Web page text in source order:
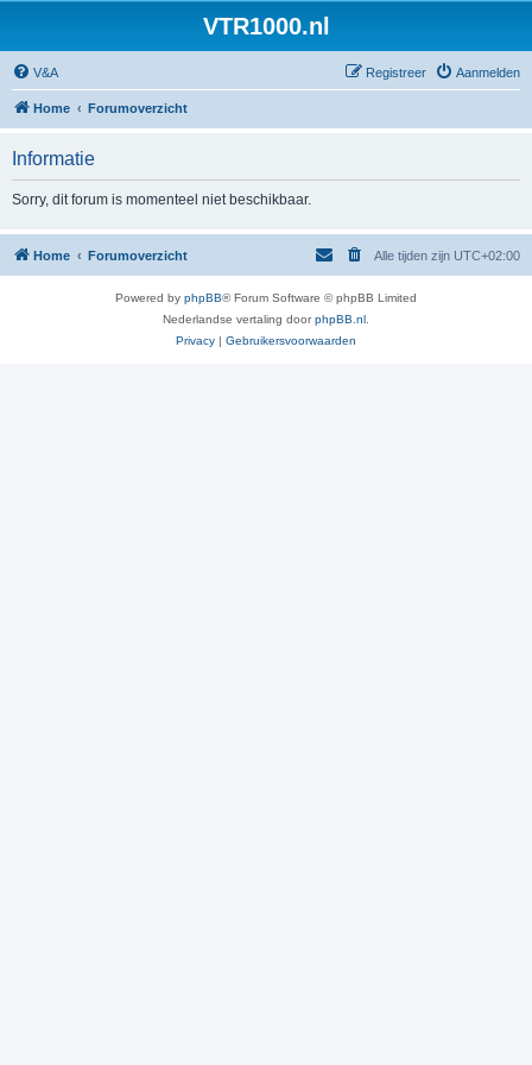
VTR1000.nl
V&A Aanmelden
Registreer
Home Forumoverzicht
Informatie
Sorry, dit forum is momenteel niet beschikbaar.
Home Forumoverzicht Alle tijden zijn UTC+02:00
Powered by phpBB® Forum Software © phpBB Limited
Nederlandse vertaling doorphpBB.nl
Privacy | Gebruikersvoorwaarden